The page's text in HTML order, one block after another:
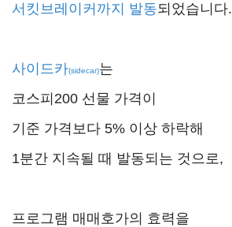
서킷브레이커까지 발동되었습니다.
사이드카(sidecar)는
코스피200 선물 가격이
기준 가격보다 5% 이상 하락해
1분간 지속될 때 발동되는 것으로,
프로그램 매매호가의 효력을